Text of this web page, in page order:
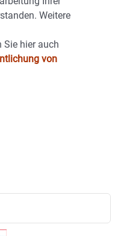
Weitere
Sie hier auch
von